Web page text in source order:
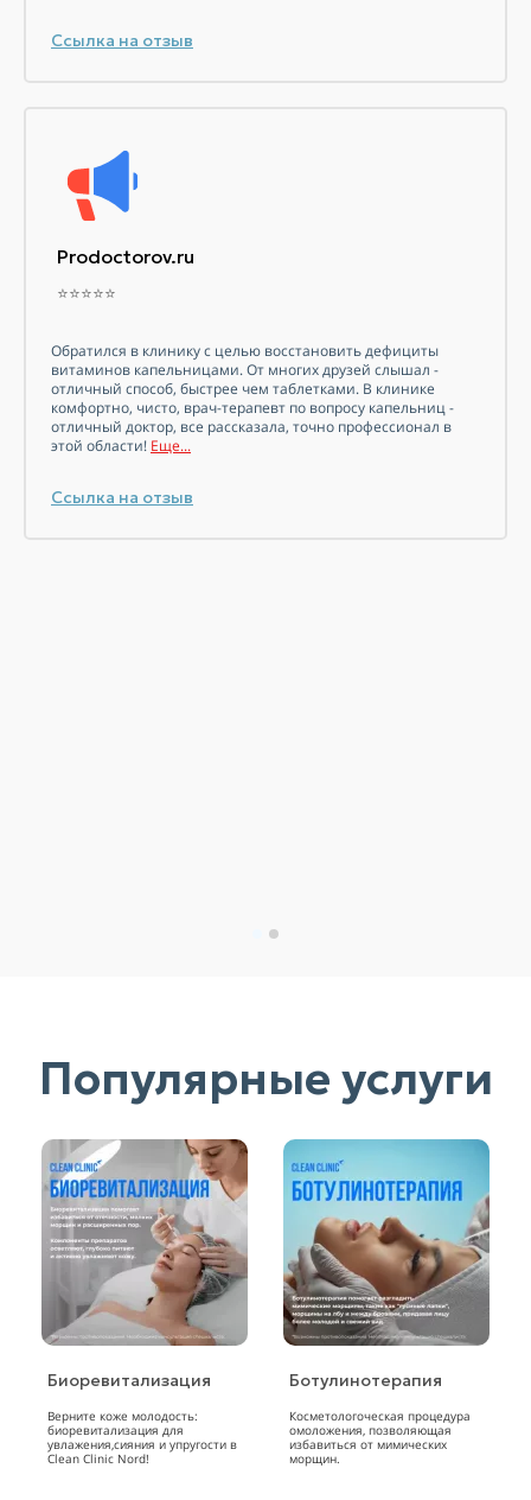
Ссылка на отзыв
Prodoctorov.ru
⭐⭐⭐⭐⭐
Обратился в клинику с целью восстановить дефициты
витаминов капельницами. От многих друзей слышал -
отличный способ, быстрее чем таблетками. В клинике
комфортно, чисто, врач-терапевт по вопросу капельниц -
отличный доктор, все рассказала, точно профессионал в
этой области! Еще...
Ссылка на отзыв
Популярные услуги
Биоревитализация
Верните коже молодость:
биоревитализация для
увлажения,сияния и упругости в
Clean Clinic Nord!
Ботулинотерапия
Косметологоческая процедура
омоложения, позволяющая
избавиться от мимических
морщин.